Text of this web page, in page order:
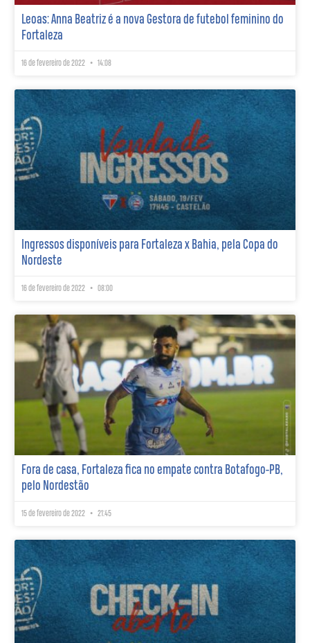
Leoas: Anna Beatriz é a nova Gestora de futebol feminino do
Fortaleza
16 de fevereiro de 2022 14:08
Ingressos disponíveis para Fortaleza x Bahia, pela Copa do
Nordeste
16 de fevereiro de 2022 08:00
Fora de casa, Fortaleza fica no empate contra Botafogo-PB,
pelo Nordestão
15 de fevereiro de 2022 21:45